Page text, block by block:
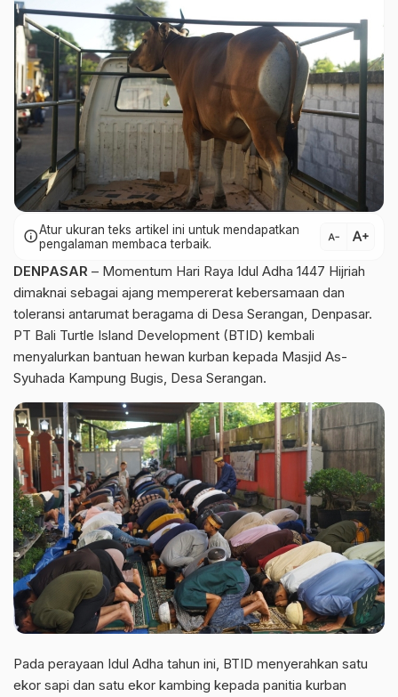
infoAtur ukuran teks artikel ini untuk mendapatkan
pengalaman membaca terbaik.
text_decrease text_increase
DENPASAR – Momentum Hari Raya Idul Adha 1447 Hijriah
dimaknai sebagai ajang mempererat kebersamaan dan
toleransi antarumat beragama di Desa Serangan, Denpasar.
PT Bali Turtle Island Development (BTID) kembali
menyalurkan bantuan hewan kurban kepada Masjid As-
Syuhada Kampung Bugis, Desa Serangan.
Pada perayaan Idul Adha tahun ini, BTID menyerahkan satu
ekor sapi dan satu ekor kambing kepada panitia kurban